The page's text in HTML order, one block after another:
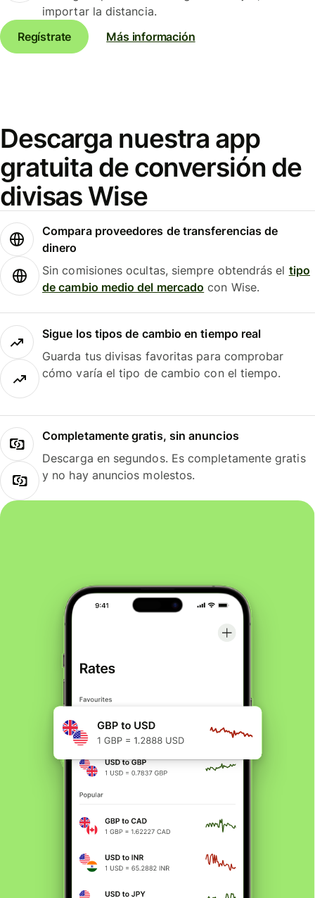
importar la distancia.
Regístrate
Más información
Descarga nuestra app
gratuita de conversión de
divisas Wise
Compara proveedores de transferencias de
dinero
Sin comisiones ocultas, siempre obtendrás el tipo
de cambio medio del mercado con Wise.
Sigue los tipos de cambio en tiempo real
Guarda tus divisas favoritas para comprobar
cómo varía el tipo de cambio con el tiempo.
Completamente gratis, sin anuncios
Descarga en segundos. Es completamente gratis
y no hay anuncios molestos.